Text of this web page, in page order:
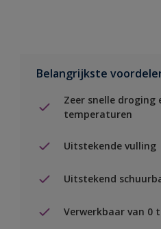
Belangrijkste
Zeer snelle droging
temperaturen
Uitstekende vulling
Uitstekend
Verwerkbaar van 0